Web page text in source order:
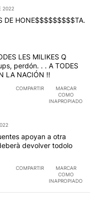
2022
DE HONE$$$$$$$$$TA.
LES MILIKES Q
perdón. . . A TODES
LA NACIÓN !!
COMPARTIR
MARCAR
COMO
INAPROPIADO
apoyan a otra
devolver todolo
COMPARTIR
MARCAR
COMO
INAPROPIADO